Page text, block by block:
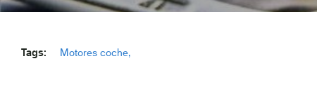
Tags: Motores coche